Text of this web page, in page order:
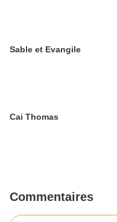
Sable et Evangile
Cai Thomas
Commentaires